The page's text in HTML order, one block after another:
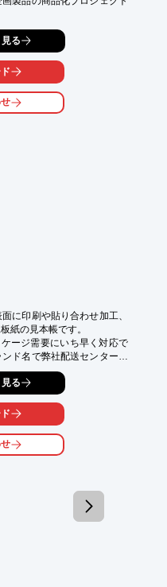
わいらしいデザインが高い
被害を最小限に食い止める
リー」など様々な製品をラ
から発想できるユニークな
る
に印刷や貼り合わせ加工、
紙の見本帳です。
ージ需要にいち早く対応で
ド名で弊社配送センターに
立てることができ、外箱だ
。
紙、Vカット原紙なども多
すので、ぜひ見本帳をお手
る